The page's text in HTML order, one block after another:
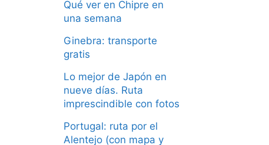
Qué ver en Chipre en
una semana
Ginebra: transporte
gratis
Lo mejor de Japón en
nueve días. Ruta
imprescindible con fotos
Portugal: ruta por el
Alentejo (con mapa y